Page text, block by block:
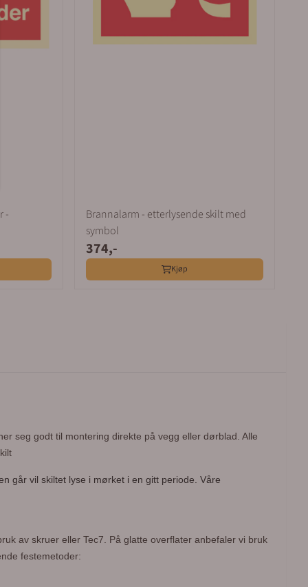
-
Brannalarm - etterlysende skilt med
symbol
374,-
Kjøp
seg godt til montering direkte på vegg eller dørblad. Alle
går vil skiltet lyse i mørket i en gitt periode. Våre
av skruer eller Tec7. På glatte overflater anbefaler vi bruk
festemetoder: